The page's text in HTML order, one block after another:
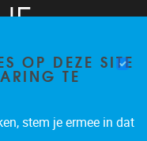
OP DEZE SITE
TE
stem je ermee in dat